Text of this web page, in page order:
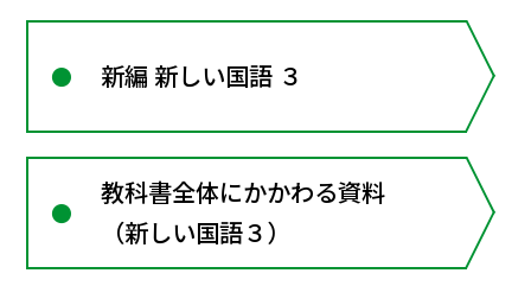
新編 新しい国語 ３
教科書全体にかかわる資料
（新しい国語３）